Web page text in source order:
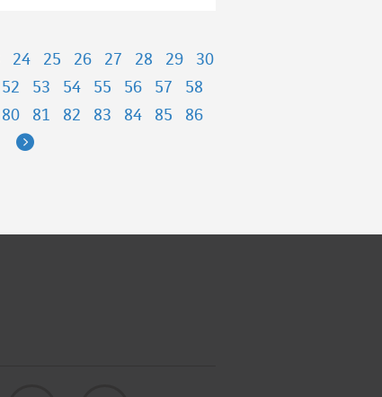
24 25 26 27 28 29
30
52 53 54 55 56 57
58
80 81 82 83 84 85
86
Next